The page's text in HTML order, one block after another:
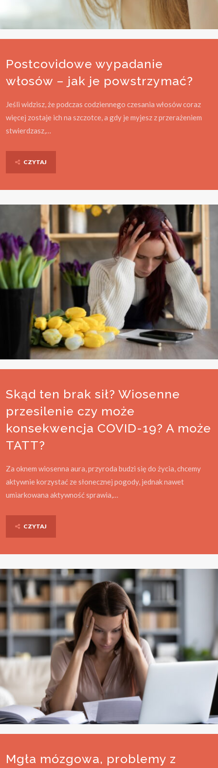
Postcovidowe wypadanie
włosów – jak je powstrzymać?
Jeśli widzisz, że podczas codziennego czesania włosów coraz
więcej zostaje ich na szczotce, a gdy je myjesz z przerażeniem
stwierdzasz,…
CZYTAJ
Skąd ten brak sił? Wiosenne
przesilenie czy może
konsekwencja COVID-19? A może
TATT?
Za oknem wiosenna aura, przyroda budzi się do życia, chcemy
aktywnie korzystać ze słonecznej pogody, jednak nawet
umiarkowana aktywność sprawia,…
CZYTAJ
Mgła mózgowa, problemy z